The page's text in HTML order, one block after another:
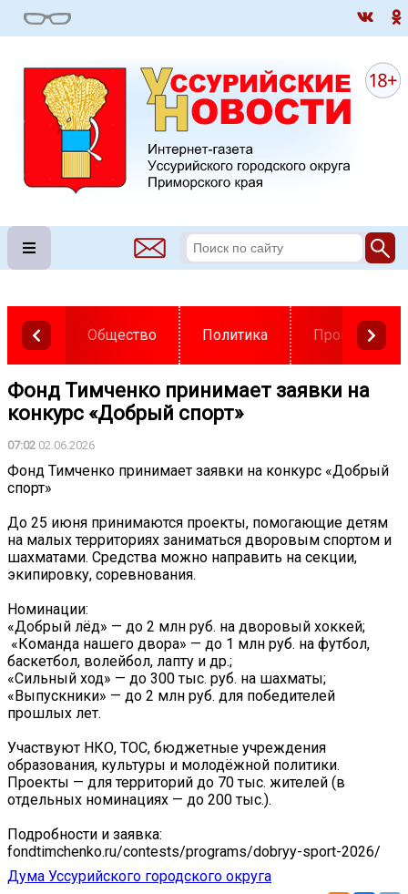
Общество Политика
Фонд Тимченко принимает заявки на
конкурс «Добрый спорт»
07:02 02.06.2026
Фонд Тимченко принимает заявки на конкурс «Добрый
спорт»
До 25 июня принимаются проекты, помогающие детям
на малых территориях заниматься дворовым спортом и
шахматами. Средства можно направить на секции,
экипировку, соревнования.
Номинации:
«Добрый лёд» — до 2 млн руб. на дворовый хоккей;
️ «Команда нашего двора» — до 1 млн руб. на футбол,
баскетбол, волейбол, лапту и др.;
«Сильный ход» — до 300 тыс. руб. на шахматы;
«Выпускники» — до 2 млн руб. для победителей
прошлых лет.
Участвуют НКО, ТОС, бюджетные учреждения
образования, культуры и молодёжной политики.
Проекты — для территорий до 70 тыс. жителей (в
отдельных номинациях — до 200 тыс.).
Подробности и заявка:
fondtimchenko.ru/contests/programs/dobryy-sport-2026/
Дума Уссурийского городского округа